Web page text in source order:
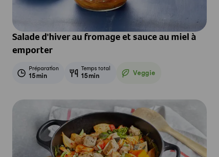
Salade d'hiver au fromage et sauce au miel à
emporter
Préparation
15min
Temps total
15min Veggie
Veggie